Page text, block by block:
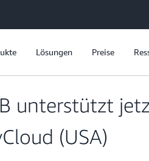
Lösungen Preise
unterstützt
(USA)